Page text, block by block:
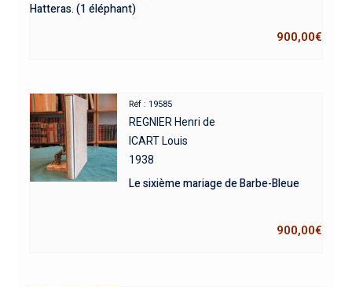
Hatteras. (1 éléphant)
900,00€
Réf : 19585
REGNIER Henri de
ICART Louis
1938
Le sixième mariage de Barbe-Bleue
900,00€